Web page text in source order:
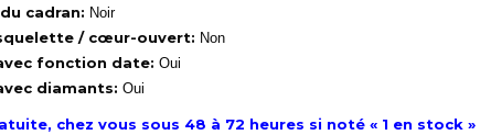
cadran: Noir
/ cœur-ouvert: Non
fonction date: Oui
diamants: Oui
chez vous sous 48 à 72 heures si noté « 1 en stock »